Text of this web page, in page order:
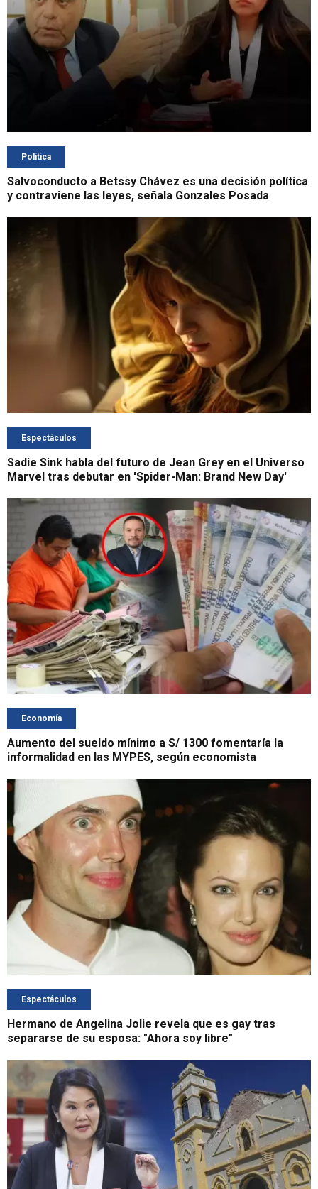
Política
Salvoconducto a Betssy Chávez es una decisión política
y contraviene las leyes, señala Gonzales Posada
Espectáculos
Sadie Sink habla del futuro de Jean Grey en el Universo
Marvel tras debutar en 'Spider-Man: Brand New Day'
Economía
Aumento del sueldo mínimo a S/ 1300 fomentaría la
informalidad en las MYPES, según economista
Espectáculos
Hermano de Angelina Jolie revela que es gay tras
separarse de su esposa: "Ahora soy libre"